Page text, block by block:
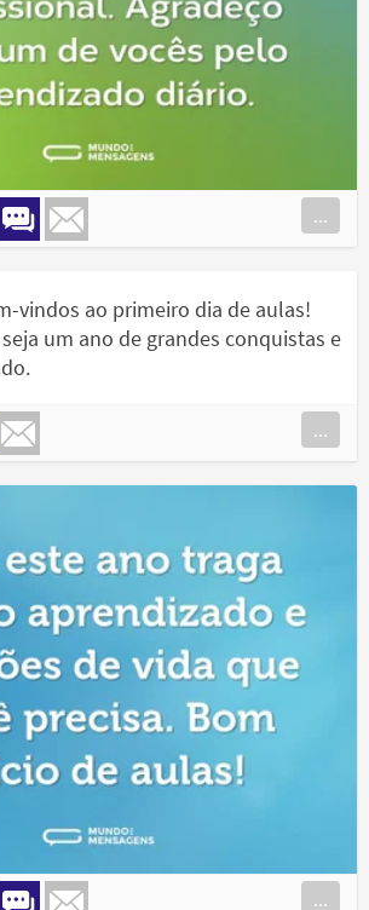
...
vindos ao primeiro dia de aulas!
um ano de grandes conquistas e
...
...